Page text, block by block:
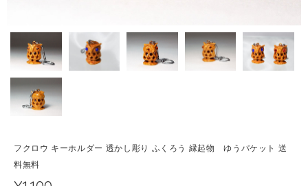
フクロウ キーホルダー 透かし彫り ふくろう 縁起物 ゆうパケット 送
料無料